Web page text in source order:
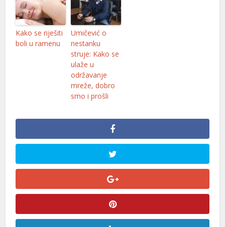
Kako se riješiti
boli u ramenu
Umičević o
nestanku
struje: Kako se
ulaže u
održavanje
mreže, dobro
smo i prošli